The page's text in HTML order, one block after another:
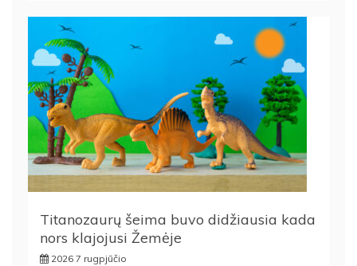
Titanozaurų šeima buvo didžiausia kada
nors klajojusi Žemėje
2026 7 rugpjūčio